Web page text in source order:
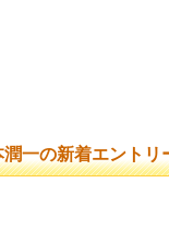
潤一の新着エントリ